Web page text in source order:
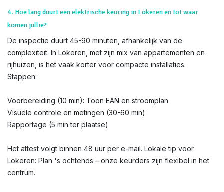
4. Hoe lang duurt een elektrische keuring in Lokeren en tot waar
komen jullie?
De inspectie duurt 45-90 minuten, afhankelijk van de
complexiteit. In Lokeren, met zijn mix van appartementen en
rijhuizen, is het vaak korter voor compacte installaties.
Stappen:
Voorbereiding (10 min): Toon EAN en stroomplan
Visuele controle en metingen (30-60 min)
Rapportage (5 min ter plaatse)
Het attest volgt binnen 48 uur per e-mail. Lokale tip voor
Lokeren: Plan 's ochtends – onze keurders zijn flexibel in het
centrum.